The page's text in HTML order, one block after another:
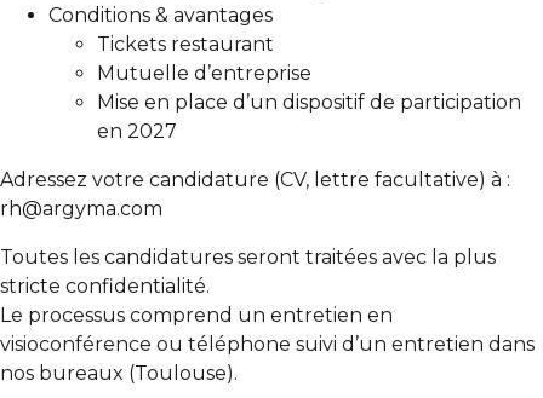
Conditions & avantages
Tickets restaurant
Mutuelle d’entreprise
Mise en place d’un dispositif de participation
en 2027
Adressez votre candidature (CV, lettre facultative) à :
rh@argyma.com
Toutes les candidatures seront traitées avec la plus
stricte confidentialité.
Le processus comprend un entretien en
visioconférence ou téléphone suivi d’un entretien dans
nos bureaux (Toulouse).